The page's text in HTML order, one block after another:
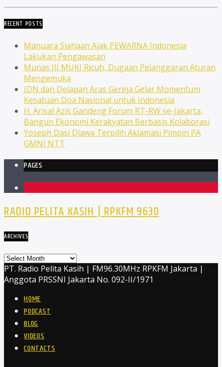
RECENT POSTS
Manuara Siahaan Ajak PEWARNA Indonesia
Lakukan Pengawasan
Munas III MUKI Ricuh, Dugaan Pelanggaran Aturan
Mengemuka
JDN dan Delapan Aras Gereja Gelar Momentum
Kesatuan Doa Nasional untuk Indonesia
H. Arisal Azis Gandeng Forum RT-RW se-Jakarta,
Bangun Ekonomi Kerakyatan Berbasis Kolaborasi
Yoseph Dasi Djawa Terpilih Aklamasi Pimpin PA
GMNI NTT
PAGES
RADIO PELITA KASIH | RPKFM 9630
ARCHIVES
Archives
PT. Radio Pelita Kasih | FM96.30MHz RPKFM Jakarta |
Anggota PRSSNI Jakarta No. 092-II/1971
HOME
PODCAST
BLOG
VIDEOS
CONTACTS